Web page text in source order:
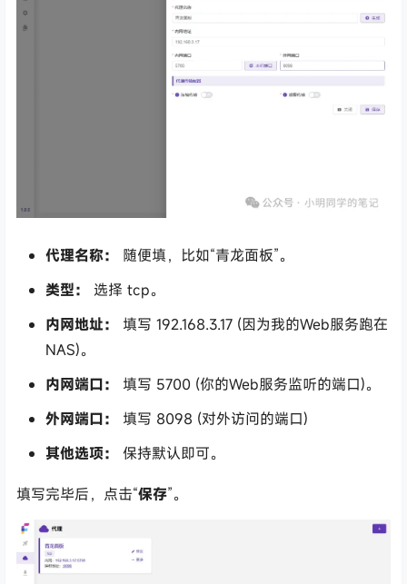
代理名称：
随便填，比如“青龙面板”。
类型：
选择 tcp。
内网地址：
填写 192.168.3.17 (因为我的Web服务跑在
NAS)。
内网端口：
填写 5700 (你的Web服务监听的端口)。
外网端口：
填写 8098 (对外访问的端口)
其他选项：
保持默认即可。
填写完毕后，点击“保存”。